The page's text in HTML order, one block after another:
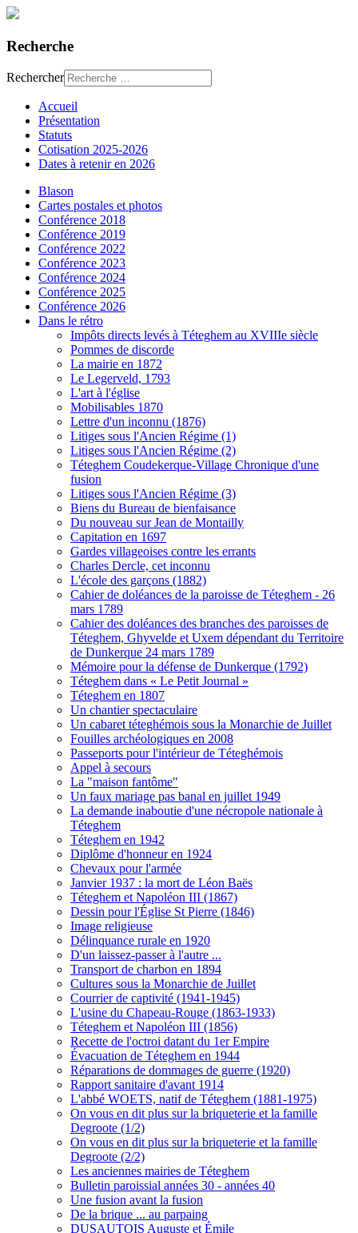
Recherche
Rechercher
Accueil
Présentation
Statuts
Cotisation 2025-2026
Dates à retenir en 2026
Blason
Cartes postales et photos
Conférence 2018
Conférence 2019
Conférence 2022
Conférence 2023
Conférence 2024
Conférence 2025
Conférence 2026
Dans le rétro
Impôts directs levés à Téteghem au XVIIIe siècle
Pommes de discorde
La mairie en 1872
Le Legerveld, 1793
L'art à l'église
Mobilisables 1870
Lettre d'un inconnu (1876)
Litiges sous l'Ancien Régime (1)
Litiges sous l'Ancien Régime (2)
Téteghem Coudekerque-Village Chronique d'une
fusion
Litiges sous l'Ancien Régime (3)
Biens du Bureau de bienfaisance
Du nouveau sur Jean de Montailly
Capitation en 1697
Gardes villageoises contre les errants
Charles Dercle, cet inconnu
L'école des garçons (1882)
Cahier de doléances de la paroisse de Téteghem - 26
mars 1789
Cahier des doléances des branches des paroisses de
Téteghem, Ghyvelde et Uxem dépendant du Territoire
de Dunkerque 24 mars 1789
Mémoire pour la défense de Dunkerque (1792)
Téteghem dans « Le Petit Journal »
Téteghem en 1807
Un chantier spectaculaire
Un cabaret téteghémois sous la Monarchie de Juillet
Fouilles archéologiques en 2008
Passeports pour l'intérieur de Téteghémois
Appel à secours
La "maison fantôme"
Un faux mariage pas banal en juillet 1949
La demande inaboutie d'une nécropole nationale à
Téteghem
Téteghem en 1942
Diplôme d'honneur en 1924
Chevaux pour l'armée
Janvier 1937 : la mort de Léon Baës
Téteghem et Napoléon III (1867)
Dessin pour l'Église St Pierre (1846)
Image religieuse
Délinquance rurale en 1920
D'un laissez-passer à l'autre ...
Transport de charbon en 1894
Cultures sous la Monarchie de Juillet
Courrier de captivité (1941-1945)
L'usine du Chapeau-Rouge (1863-1933)
Téteghem et Napoléon III (1856)
Recette de l'octroi datant du 1er Empire
Évacuation de Téteghem en 1944
Réparations de dommages de guerre (1920)
Rapport sanitaire d'avant 1914
L'abbé WOETS, natif de Téteghem (1881-1975)
On vous en dit plus sur la briqueterie et la famille
Degroote (1/2)
On vous en dit plus sur la briqueterie et la famille
Degroote (2/2)
Les anciennes mairies de Téteghem
Bulletin paroissial années 30 - années 40
Une fusion avant la fusion
De la brique ... au parpaing
DUSAUTOIS Auguste et Émile